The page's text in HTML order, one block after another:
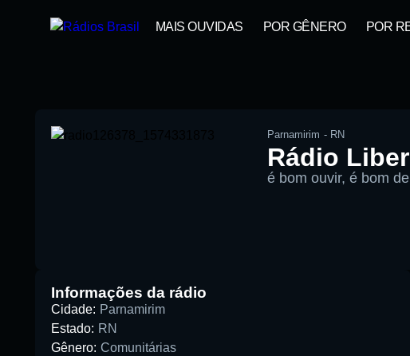
MAIS OUVIDAS POR GÊNERO POR
Parnamirim - RN
Rádio
é bom ouvir, é bom
Informações da rádio
Cidade: Parnamirim
Estado: RN
Gênero: Comunitárias